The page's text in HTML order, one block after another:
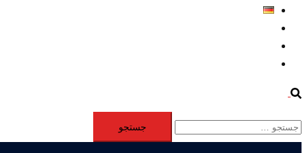
Search
جستجو
برای: